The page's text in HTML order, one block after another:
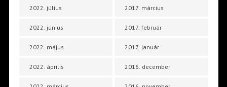
2022. július
2022. június
2022. május
2022. április
2017. március
2017. február
2017. január
2016. december